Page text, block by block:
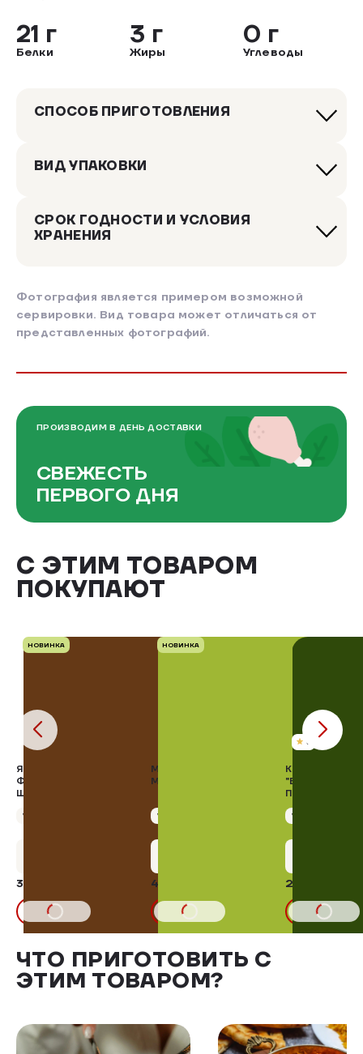
21 г
Белки
3 г
Жиры
0 г
Углеводы
СПОСОБ ПРИГОТОВЛЕНИЯ
ВИД УПАКОВКИ
СРОК ГОДНОСТИ И УСЛОВИЯ
ХРАНЕНИЯ
Фотография является примером возможной
сервировки. Вид товара может отличаться от
представленных фотографий.
ПРОИЗВОДИМ В ДЕНЬ ДОСТАВКИ
СВЕЖЕСТЬ
ПЕРВОГО ДНЯ
С ЭТИМ ТОВАРОМ
ПОКУПАЮТ
НОВИНКА
ЯЙЦО КУРИНОЕ
ФЕРМЕРСКОЕ 10 ШТ,
ШПОН
Упаковка 10 шт
309,00 ₽
В КОРЗИНУ
НОВИНКА
МЁД ЕЖЕВИЧНЫЙ С
МАЛИНОВЫМ, 250 Г
Упаковка 250 г
442,17 ₽
В КОРЗИНУ
5
КОЛБАСА
ПОЛУСУХАЯ"
Упаковка 100 г
239,20 ₽
В КОРЗИНУ
ЧТО ПРИГОТОВИТЬ С
ЭТИМ ТОВАРОМ?